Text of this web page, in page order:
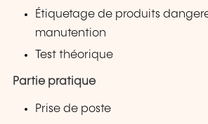
Étiquetage de produits
manutention
Test théorique
Partie pratique
Prise de poste